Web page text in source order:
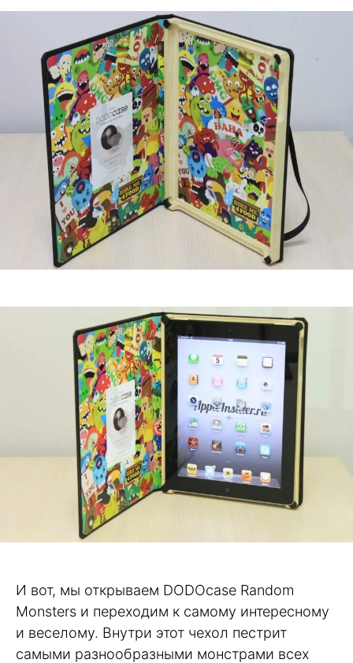
И вот, мы открываем DODOcase Random
Monsters и переходим к самому интересному
и веселому. Внутри этот чехол пестрит
самыми разнообразными монстрами всех